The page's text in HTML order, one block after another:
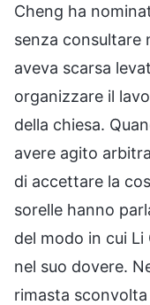
Cheng ha
senza consultare
aveva scarsa
organizzare il
della chiesa.
avere agito
di accettare la
sorelle hanno
del modo in cui
nel suo dovere.
rimasta